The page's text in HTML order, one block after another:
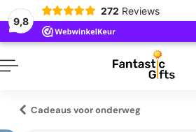
9,8
272 Reviews
inhoud
Cadeaus voor onderweg